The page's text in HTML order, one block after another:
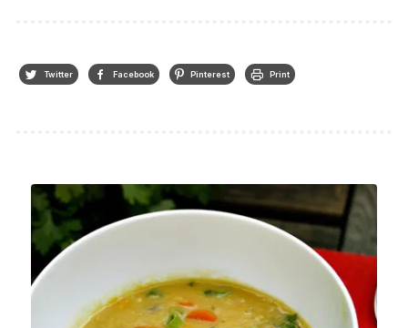
Twitter Facebook Pinterest Print